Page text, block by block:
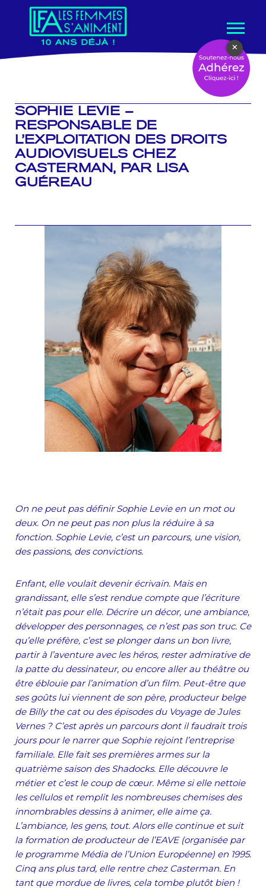
contenu
SOPHIE LEVIE –
RESPONSABLE DE
L’EXPLOITATION DES DROITS
AUDIOVISUELS CHEZ
CASTERMAN, PAR LISA
GUÉREAU
On ne peut pas définir Sophie Levie en un mot ou
deux. On ne peut pas non plus la réduire à sa
fonction. Sophie Levie, c’est un parcours, une vision,
des passions, des convictions.
Enfant, elle voulait devenir écrivain. Mais en
grandissant, elle s’est rendue compte que l’écriture
n’était pas pour elle. Décrire un décor, une ambiance,
développer des personnages, ce n’est pas son truc. Ce
qu’elle préfère, c’est se plonger dans un bon livre,
partir à l’aventure avec les héros, rester admirative de
la patte du dessinateur, ou encore aller au théâtre ou
être éblouie par l’animation d’un film. Peut-être que
ses goûts lui viennent de son père, producteur belge
de Billy the cat ou des épisodes du Voyage de Jules
Vernes ? C’est après un parcours dont il faudrait trois
jours pour le narrer que Sophie rejoint l’entreprise
familiale. Elle fait ses premières armes sur la
quatrième saison des Shadocks. Elle découvre le
métier et c’est le coup de cœur. Même si elle nettoie
les cellulos et remplit les nombreuses chemises des
innombrables dessins à animer, elle aime ça.
L’ambiance, les gens, tout. Alors elle continue et suit
la formation de producteur de l’EAVE (organisée par
le programme Média de l’Union Européenne) en 1995.
Cinq ans plus tard, elle rentre chez Casterman. En
tant que mordue de livres, cela tombe plutôt bien !
×